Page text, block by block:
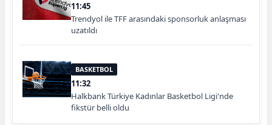
11:45
Trendyol ile TFF arasındaki sponsorluk anlaşması
uzatıldı
BASKETBOL
11:32
Halkbank Türkiye Kadınlar Basketbol Ligi'nde
fikstür belli oldu